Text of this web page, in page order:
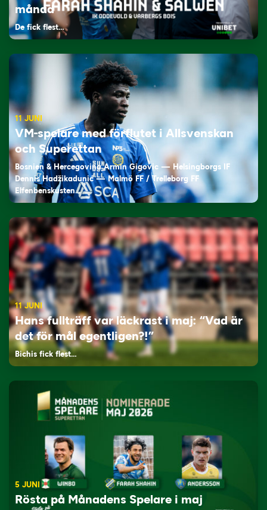
månad
De fick flest…
11 JUNI
VM-spelare med förflutet i Allsvenskan
och Superettan
Bosnien & Hercegovina Armin Gigovic — Helsingborgs IF
Dennis Hadžikadunić — Malmö FF / Trelleborg FF
Elfenbenskusten…
11 JUNI
Hans fullträff var läckrast i maj: “Vad är
det för mål egentligen?!”
Bichis fick flest…
5 JUNI
Rösta på Månadens Spelare i maj